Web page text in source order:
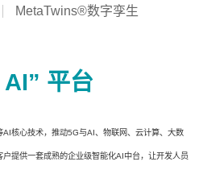
MetaTwins®数字孪生
平台
核心技术，推动5G与AI、物联网、云计算、大数
提供一套成熟的企业级智能化AI中台，让开发人员